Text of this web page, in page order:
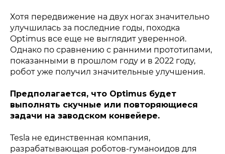
Хотя передвижение на двух ногах значительно
улучшилась за последние годы, походка
Optimus все еще не выглядит уверенной.
Однако по сравнению с ранними прототипами,
показанными в прошлом году и в 2022 году,
робот уже получил значительные улучшения.
Предполагается, что Optimus будет
выполнять скучные или повторяющиеся
задачи на заводском конвейере.
Tesla не единственная компания,
разрабатывающая роботов-гуманоидов для